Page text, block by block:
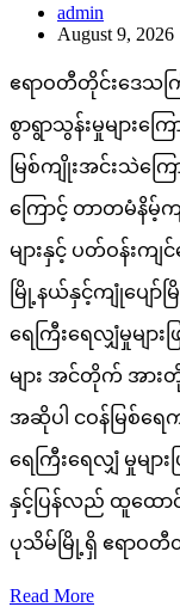
admin
August 9, 2026
ဧရာဝတီတိုင်းဒေသက
စွာရွာသွန်းမှုများက
မြစ်ကျိုးအင်းသဲကြ
ကြောင့် တာတမံနိမ့်က
များနှင့် ပတ်ဝန်းကျ
မြို့နယ်နှင့်ကျုံပျော်
ရေကြီးရေလျှံမှုမျ
များ အင်တိုက် အ
အဆိုပါ ငဝန်မြစ်ရေ
ရေကြီးရေလျှံ မှုမျ
နှင့်ပြန်လည် ထူထော
ပုသိမ်မြို့ရှိ ဧရာဝတီ
Read More